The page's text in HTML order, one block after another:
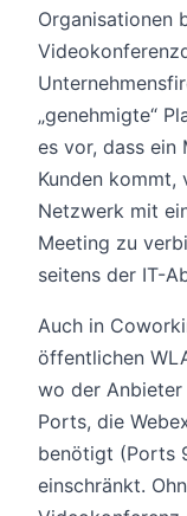
Organisationen
„genehmigte“
es vor, dass ein
Kunden kommt,
Netzwerk mit
Meeting zu
seitens der IT-
Auch in
öffentlichen
wo der Anbieter
Ports, die
benötigt (Ports
einschränkt.